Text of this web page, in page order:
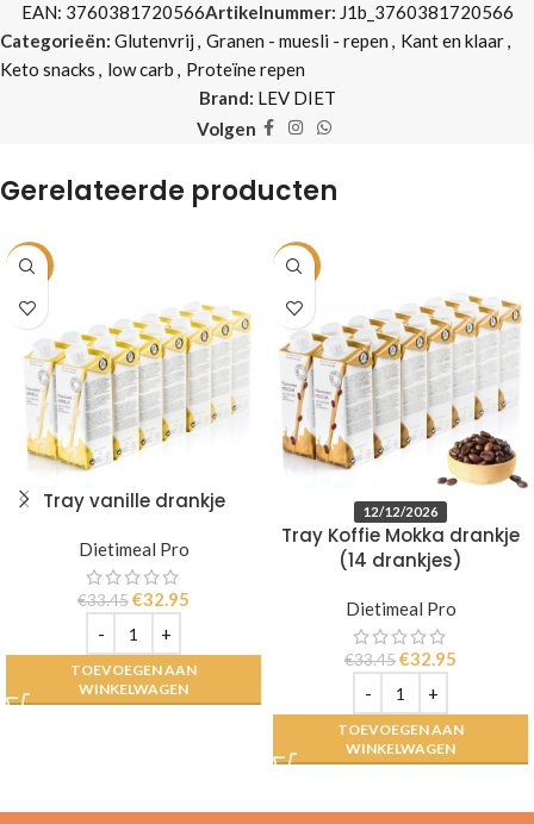
EAN: 3760381720566Artikelnummer: J1b_3760381720566
Categorieën: Glutenvrij , Granen - muesli - repen , Kant en klaar,
Keto snacks , low carb , Proteïne repen
Brand: LEV DIET
Volgen
Gerelateerde producten
-1%
Tray vanille drankje
Dietimeal Pro
€33.45€32.95
TOEVOEGEN AAN
WINKELWAGEN
-1%
12/12/2026
Tray Koffie Mokka drankje
(14 drankjes)
Dietimeal Pro
€33.45€32.95
TOEVOEGEN AAN
WINKELWAGEN